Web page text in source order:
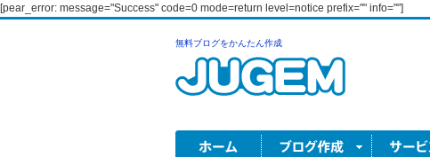
[pear_error: message="Success" code=0 mode=return level=notice prefix="" info=""]
無料ブログをかんたん作成